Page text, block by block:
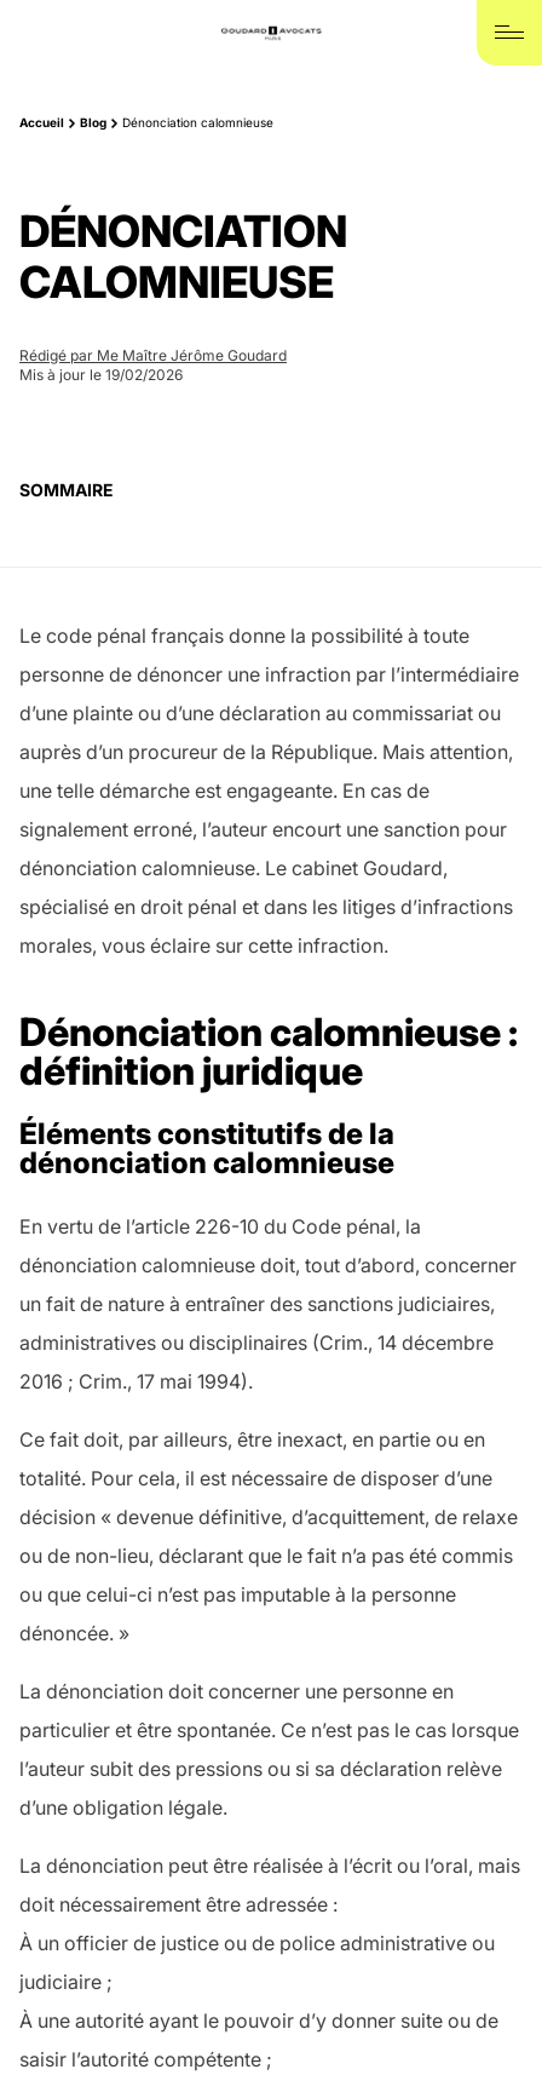
Accueil Blog Dénonciation calomnieuse
DÉNONCIATION
CALOMNIEUSE
Rédigé par Me Maître Jérôme Goudard
Mis à jour le 19/02/2026
SOMMAIRE
Le code pénal français donne la possibilité à toute
personne de dénoncer une infraction par l’intermédiaire
d’une plainte ou d’une déclaration au commissariat ou
auprès d’un procureur de la République. Mais attention,
une telle démarche est engageante. En cas de
signalement erroné, l’auteur encourt une sanction pour
dénonciation calomnieuse. Le cabinet Goudard,
spécialisé en droit pénal et dans les litiges d’infractions
morales, vous éclaire sur cette infraction.
Dénonciation calomnieuse :
définition juridique
Éléments constitutifs de la
dénonciation calomnieuse
En vertu de l’article 226-10 du Code pénal, la
dénonciation calomnieuse doit, tout d’abord, concerner
un fait de nature à entraîner des sanctions judiciaires,
administratives ou disciplinaires (Crim., 14 décembre
2016 ; Crim., 17 mai 1994).
Ce fait doit, par ailleurs, être inexact, en partie ou en
totalité. Pour cela, il est nécessaire de disposer d’une
décision « devenue définitive, d’acquittement, de relaxe
ou de non-lieu, déclarant que le fait n’a pas été commis
ou que celui-ci n’est pas imputable à la personne
dénoncée. »
La dénonciation doit concerner une personne en
particulier et être spontanée. Ce n’est pas le cas lorsque
l’auteur subit des pressions ou si sa déclaration relève
d’une obligation légale.
La dénonciation peut être réalisée à l’écrit ou l’oral, mais
doit nécessairement être adressée :
À un officier de justice ou de police administrative ou
judiciaire ;
À une autorité ayant le pouvoir d’y donner suite ou de
saisir l’autorité compétente ;